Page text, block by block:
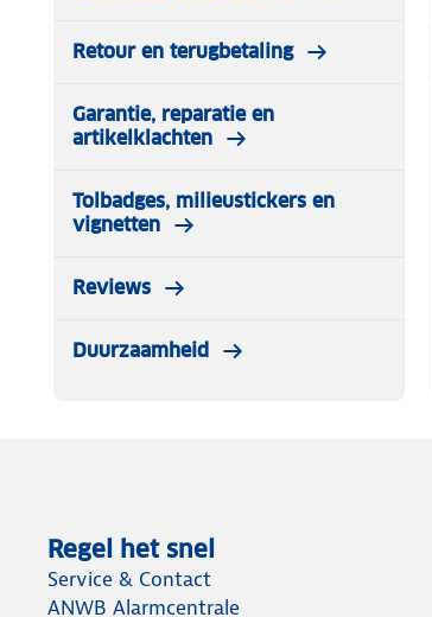
Retour en terugbetaling
Garantie, reparatie en
artikelklachten
Tolbadges, milieustickers en
vignetten
Reviews
Duurzaamheid
Regel het snel
Service & Contact
ANWB Alarmcentrale